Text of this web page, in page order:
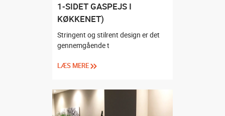
1-SIDET GASPEJS I
KØKKENET)
Stringent og stilrent design er det
gennemgående t
LÆS MERE